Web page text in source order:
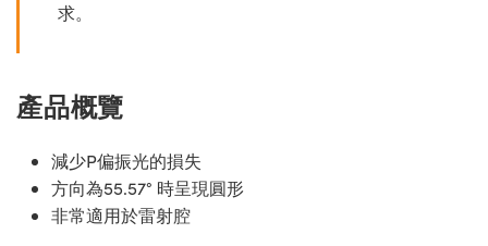
求。
產品概覽
減少P偏振光的損失
方向為55.57° 時呈現圓形
非常適用於雷射腔